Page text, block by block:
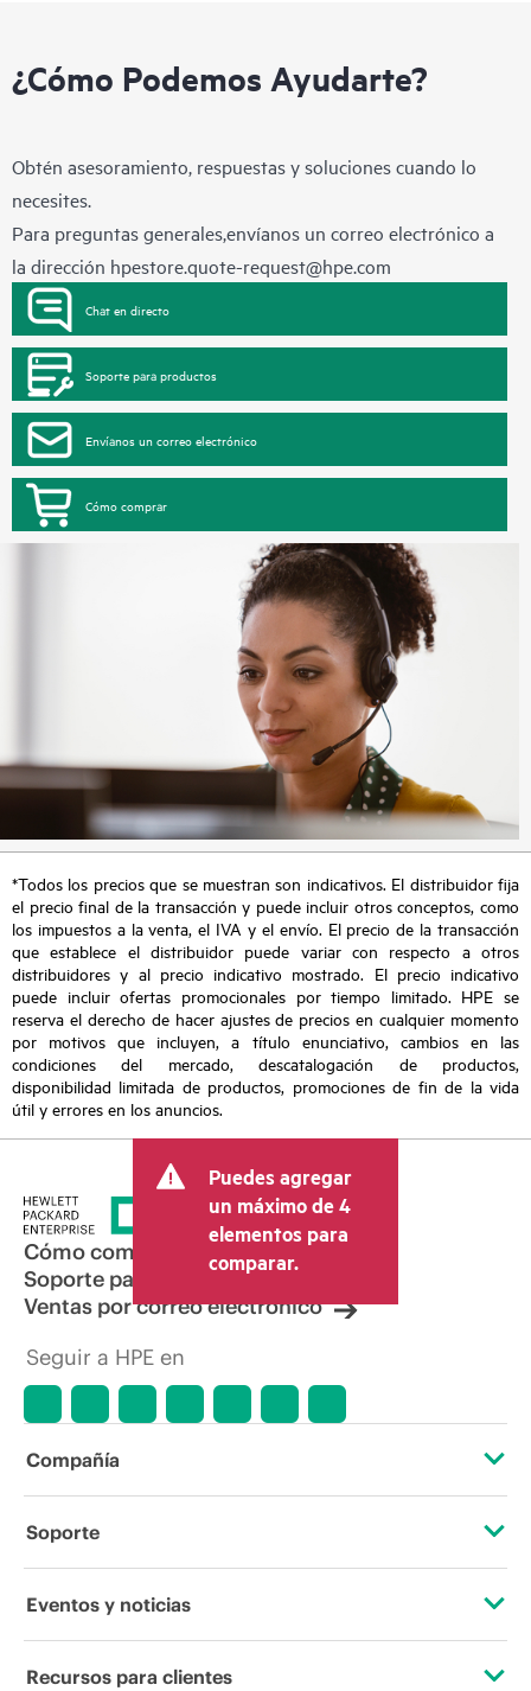
¿Cómo Podemos Ayudarte?
Obtén asesoramiento, respuestas y soluciones cuando lo
necesites.
Para preguntas generales,envíanos un correo electrónico a
la dirección hpestore.quote-request@hpe.com
Chat en directo
Soporte para productos
Envíanos un correo electrónico
Cómo comprar
*Todos los precios que se muestran son indicativos. El distribuidor fija
el precio final de la transacción y puede incluir otros conceptos, como
los impuestos a la venta, el IVA y el envío. El precio de la transacción
que establece el distribuidor puede variar con respecto a otros
distribuidores y al precio indicativo mostrado. El precio indicativo
puede incluir ofertas promocionales por tiempo limitado. HPE se
reserva el derecho de hacer ajustes de precios en cualquier momento
por motivos que incluyen, a título enunciativo, cambios en las
condiciones del mercado, descatalogación de productos,
disponibilidad limitada de productos, promociones de fin de la vida
útil y errores en los anuncios.
Puedes agregar
un máximo de 4
elementos para
comparar.
Cómo comprar
Soporte para productos
Ventas por correo electrónico
Seguir a HPE en
Compañía
Acerca de HPE
Soporte
Servicios de soporte operativo
Eventos y noticias
Eventos
Recursos para clientes